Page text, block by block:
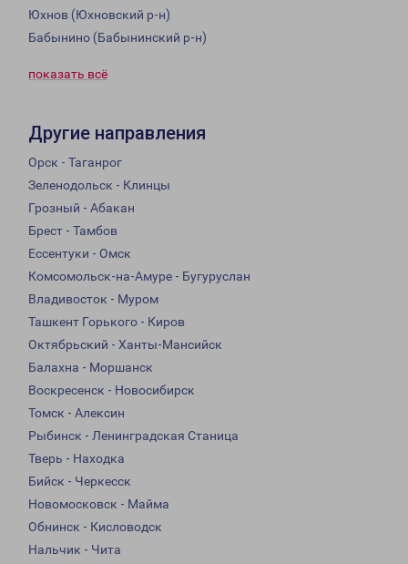
Юхнов (Юхновский р-н)
Бабынино (Бабынинский р-н)
показать всё
Другие направления
Орск - Таганрог
Зеленодольск - Клинцы
Грозный - Абакан
Брест - Тамбов
Ессентуки - Омск
Комсомольск-на-Амуре - Бугуруслан
Владивосток - Муром
Ташкент Горького - Киров
Октябрьский - Ханты-Мансийск
Балахна - Моршанск
Воскресенск - Новосибирск
Томск - Алексин
Рыбинск - Ленинградская Станица
Тверь - Находка
Бийск - Черкесск
Новомосковск - Майма
Обнинск - Кисловодск
Нальчик - Чита